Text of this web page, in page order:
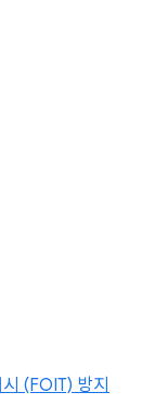
(FOIT) 방지